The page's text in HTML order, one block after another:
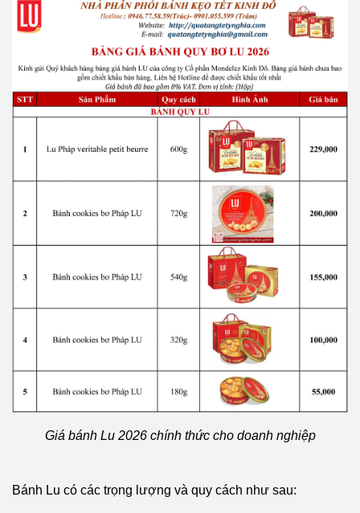
Giá bánh Lu 2026 chính thức cho doanh nghiệp
Bánh Lu có các trọng lượng và quy cách như sau: